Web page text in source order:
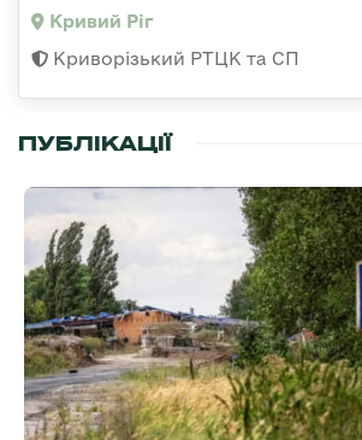
Кривий Ріг
Криворізький РТЦК та СП
ПУБЛІКАЦІЇ